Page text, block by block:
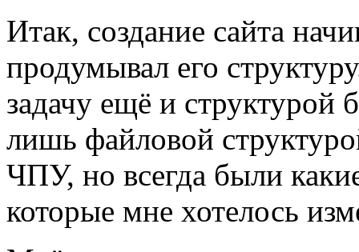
Итак, создание сайта
продумывал его
задачу ещё и структурой
лишь файловой
ЧПУ, но всегда были
которые мне хотелось